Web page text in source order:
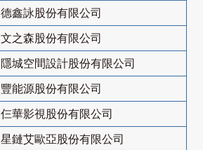
德鑫詠股份有限公司
文之森股份有限公司
隱城空間設計股份有限公司
豐能源股份有限公司
仨華影視股份有限公司
星鏈艾歐亞股份有限公司